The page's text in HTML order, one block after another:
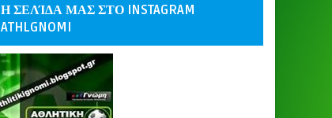
Η ΣΕΛΊΔΑ ΜΑΣ ΣΤΟ INSTAGRAM
ATHLGNOMI